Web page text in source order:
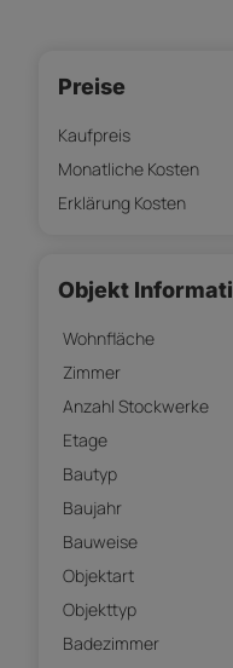
Preise
Kaufpreis
Monatliche Kosten
Erklärung Kosten
Objekt
Wohnfläche
Zimmer
Anzahl Stockwerke
Etage
Bautyp
Baujahr
Bauweise
Objektart
Objekttyp
Badezimmer